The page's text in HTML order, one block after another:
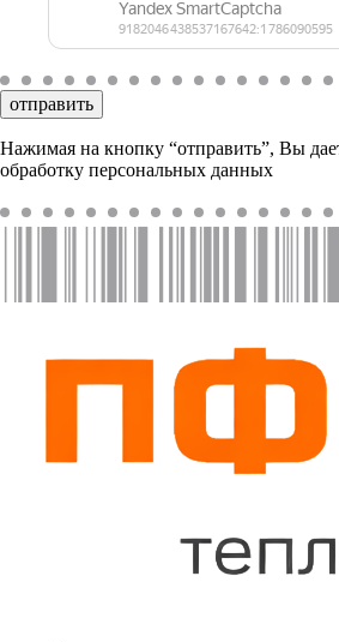
отправить
Нажимая на кнопку “отправить”, Вы
обработку персональных данных